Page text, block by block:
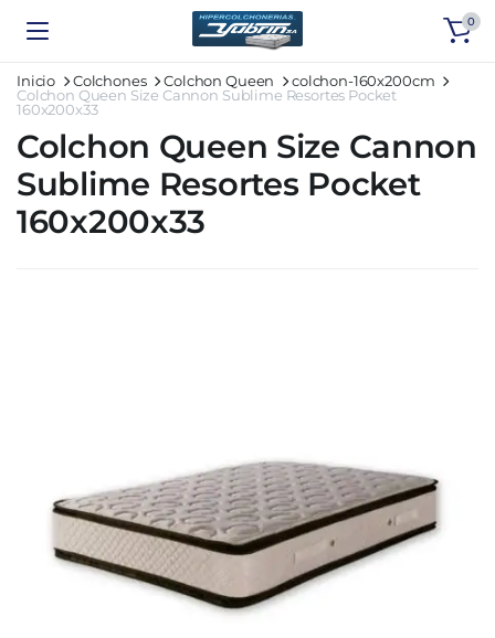
0
Inicio Colchones Colchon Queen
colchon-160x200cm
Colchon Queen Size Cannon Sublime Resortes Pocket
160x200x33
Colchon Queen Size Cannon
Sublime Resortes Pocket
160x200x33